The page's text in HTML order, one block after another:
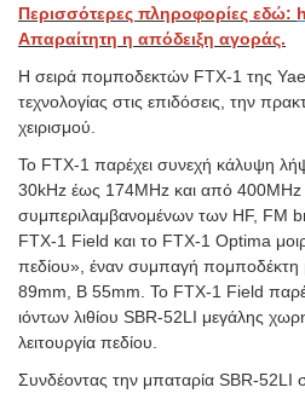
Περισσότερες πληροφορίες εδώ:
Απαραίτητη η απόδειξη αγοράς.
Η σειρά πομποδεκτών FTX-1 της
τεχνολογίας στις επιδόσεις, την
χειρισμού.
Το FTX-1 παρέχει συνεχή κάλυψη
30kHz έως 174MHz και από 400MHz
συμπεριλαμβανομένων των HF, FM
FTX-1 Field και το FTX-1 Optima
πεδίου», έναν συμπαγή πομποδέκτη
89mm, Β 55mm. Το FTX-1 Field
ιόντων λιθίου SBR-52LI μεγάλης
λειτουργία πεδίου.
Συνδέοντας την μπαταρία SBR-52LI